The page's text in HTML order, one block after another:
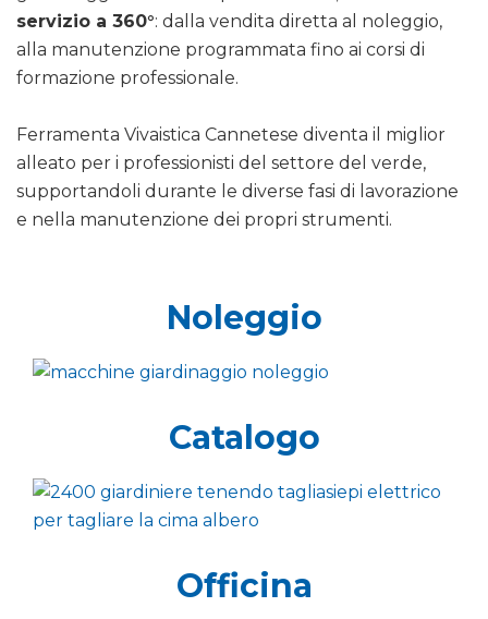
servizio a 360°: dalla vendita diretta al noleggio,
alla manutenzione programmata fino ai corsi di
formazione professionale.
Ferramenta Vivaistica Cannetese diventa il miglior
alleato per i professionisti del settore del verde,
supportandoli durante le diverse fasi di lavorazione
e nella manutenzione dei propri strumenti.
Noleggio
Catalogo
Officina